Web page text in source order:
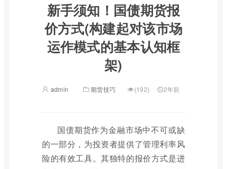
新手须知！国债期货报
价方式(构建起对该市场
运作模式的基本认知框
架)
admin 期货技巧 (192) 2年前
国债期货作为金融市场中不可或缺
的一部分，为投资者提供了管理利率风
险的有效工具。其独特的报价方式是进